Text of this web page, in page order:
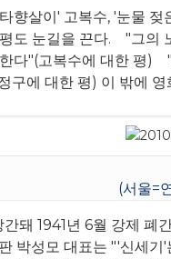
살이' 고복수, '눈물 젖
도 눈길을 끈다. "그의
다"(고복수에 대한 평)
"
구에 대한 평) 이 밖에
(서울=
돼 1941년 6월 강제 폐
박성모 대표는 "'신세